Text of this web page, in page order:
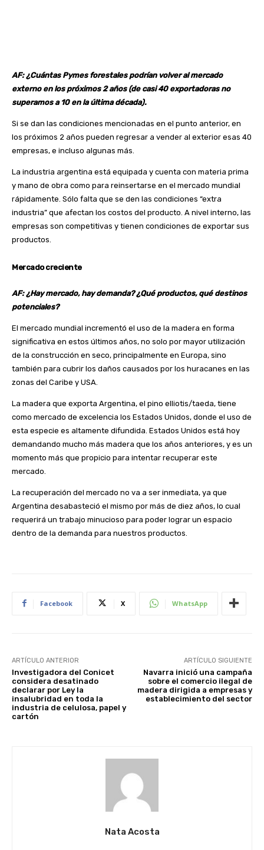
AF: ¿Cuántas Pymes forestales podrían volver al mercado
externo en los próximos 2 años (de casi 40 exportadoras no
superamos a 10 en la última década).
Si se dan las condiciones mencionadas en el punto anterior, en
los próximos 2 años pueden regresar a vender al exterior esas 40
empresas, e incluso algunas más.
La industria argentina está equipada y cuenta con materia prima
y mano de obra como para reinsertarse en el mercado mundial
rápidamente. Sólo falta que se den las condiciones “extra
industria” que afectan los costos del producto. A nivel interno, las
empresas son competitivas y tienen condiciones de exportar sus
productos.
Mercado creciente
AF: ¿Hay mercado, hay demanda? ¿Qué productos, qué destinos
potenciales?
El mercado mundial incrementó el uso de la madera en forma
significativa en estos últimos años, no solo por mayor utilización
de la construcción en seco, principalmente en Europa, sino
también para cubrir los daños causados por los huracanes en las
zonas del Caribe y USA.
La madera que exporta Argentina, el pino elliotis/taeda, tiene
como mercado de excelencia los Estados Unidos, donde el uso de
esta especie es altamente difundida. Estados Unidos está hoy
demandando mucho más madera que los años anteriores, y es un
momento más que propicio para intentar recuperar este
mercado.
La recuperación del mercado no va a ser inmediata, ya que
Argentina desabasteció el mismo por más de diez años, lo cual
requerirá un trabajo minucioso para poder lograr un espacio
dentro de la demanda para nuestros productos.
Facebook X WhatsApp
ARTÍCULO ANTERIOR
Investigadora del Conicet
considera desatinado
declarar por Ley la
insalubridad en toda la
industria de celulosa, papel y
cartón
ARTÍCULO SIGUIENTE
Navarra inició una campaña
sobre el comercio ilegal de
madera dirigida a empresas y
establecimiento del sector
Nata Acosta